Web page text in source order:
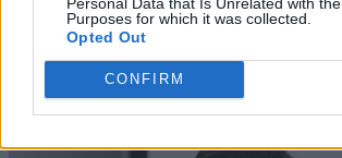
Purposes for which it was collected.
Opted Out
CONFIRM